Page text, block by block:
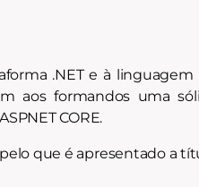
.NET e à linguagem
aos formandos uma
CORE.
que é apresentado a